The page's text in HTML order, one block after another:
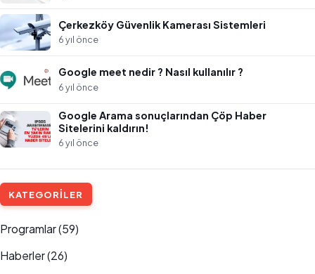
Çerkezköy Güvenlik Kamerası Sistemleri
6 yıl önce
Google meet nedir ? Nasıl kullanılır ?
6 yıl önce
Google Arama sonuçlarından Çöp Haber
Sitelerini kaldırın!
6 yıl önce
KATEGORILER
Programlar(59)
Haberler(26)